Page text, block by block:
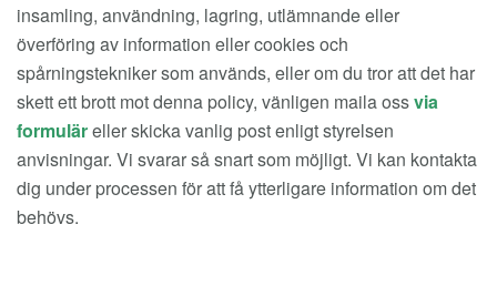
insamling, användning, lagring, utlämnande eller
överföring av information eller cookies och
spårningstekniker som används, eller om du tror att det har
skett ett brott mot denna policy, vänligen maila ossvia
formuläreller skicka vanlig post enligt styrelsen
anvisningar. Vi svarar så snart som möjligt. Vi kan kontakta
dig under processen för att få ytterligare information om det
behövs.